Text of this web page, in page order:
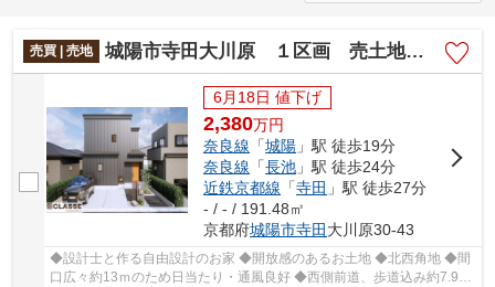
売買 | 売地 城陽市寺田大川原 １区画 売土地 建築条件付き
6月18日 値下げ
2,380万円
奈良線 「城陽 」駅 徒歩19分
奈良線 「長池 」駅 徒歩24分
近鉄京都線 「寺田 」駅 徒歩27分
- / - / 191.48㎡
京都府城陽市寺田 大川原30-43
◆設計士と作る自由設計のお家 ◆開放感のあるお土地 ◆北西角地 ◆間
口広々約13ｍのため日当たり・通風良好 ◆西側前道、歩道込み約7.9m